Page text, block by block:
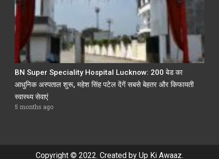
BN Super Speciality Hospital Lucknow: 200 बेड का
आधुनिक अस्पताल शुरू, महेश सिंह पटेल देंगें सबसे बेहतर और किफायती
स्वास्थ्य सेवाएं
5 months ago
Copyright © 2022. Created by Up Ki Awaaz.